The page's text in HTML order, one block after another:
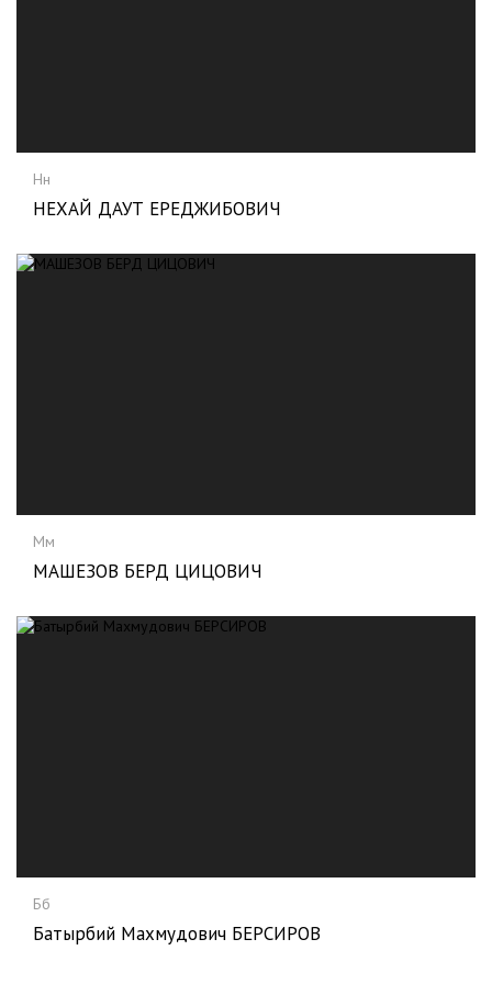
Нн
НЕХАЙ ДАУТ ЕРЕДЖИБОВИЧ
Мм
МАШЕЗОВ БЕРД ЦИЦОВИЧ
Бб
Батырбий Махмудович БЕРСИРОВ